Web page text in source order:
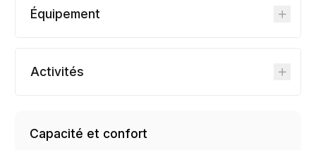
Équipement
Activités
Capacité et confort